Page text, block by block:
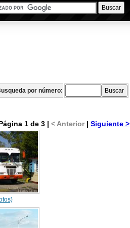
por número:
1 de 3 |< Anterior|Siguiente >